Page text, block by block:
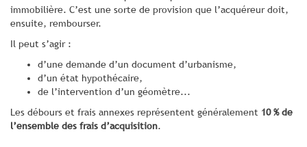
immobilière. C’est une sorte de provision que l’acquéreur doit,
ensuite, rembourser.
Il peut s’agir :
d’une demande d’un document d’urbanisme,
d’un état hypothécaire,
de l’intervention d’un géomètre...
Les débours et frais annexes représentent généralement 10 % de
l’ensemble des frais d’acquisition.